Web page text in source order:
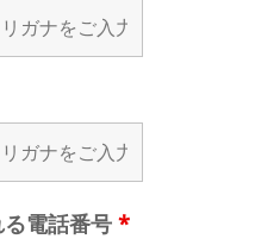
電話番号 *